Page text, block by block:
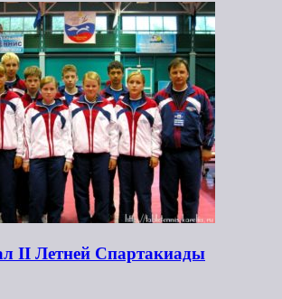
II Летней Спартакиады